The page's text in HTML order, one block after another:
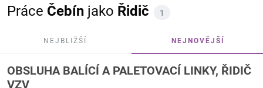
Práce Čebín jako Řidič 1
NEJBLIŽŠÍ NEJNOVĚJŠÍ
OBSLUHA BALÍCÍ A PALETOVACÍ LINKY, ŘIDIČ
VZV